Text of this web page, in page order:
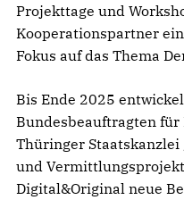
Projekttage und
Kooperationspartner
Fokus auf das Thema
Bis Ende 2025
Bundesbeauftragten
Thüringer
und
Digital&Original neue